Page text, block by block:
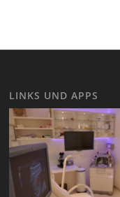
LINKS UND APPS